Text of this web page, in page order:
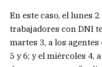
En este caso, el lunes
trabajadores con DNI
martes 3, a los
5 y 6; y el miércoles 4,